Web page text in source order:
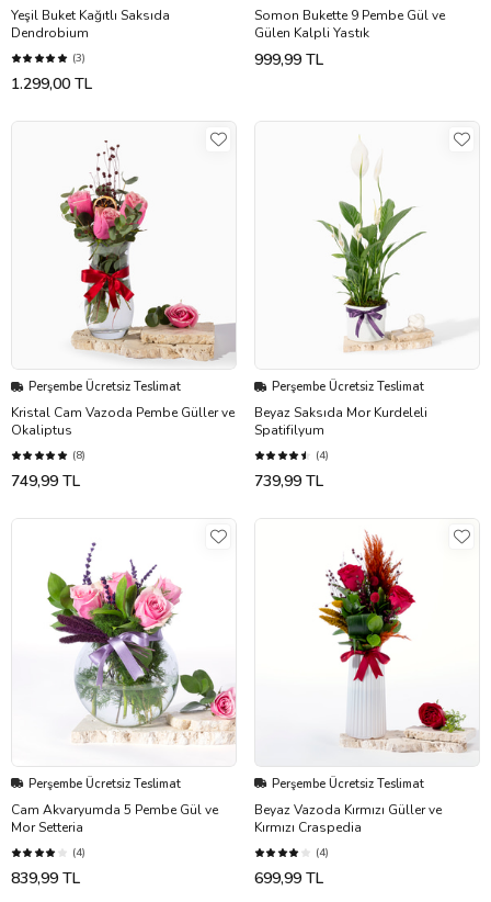
Yeşil Buket Kağıtlı Saksıda
Dendrobium
(3)
1.299,00 TL
Somon Bukette 9 Pembe Gül ve
Gülen Kalpli Yastık
999,99 TL
Perşembe Ücretsiz Teslimat
Kristal Cam Vazoda Pembe Güller ve
Okaliptus
(8)
749,99 TL
Perşembe Ücretsiz Teslimat
Beyaz Saksıda Mor Kurdeleli
Spatifilyum
(4)
739,99 TL
Perşembe Ücretsiz Teslimat
Cam Akvaryumda 5 Pembe Gül ve
Mor Setteria
(4)
839,99 TL
Perşembe Ücretsiz Teslimat
Beyaz Vazoda Kırmızı Güller ve
Kırmızı Craspedia
(4)
699,99 TL